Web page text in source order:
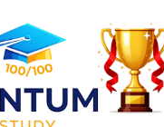
Skip to main content